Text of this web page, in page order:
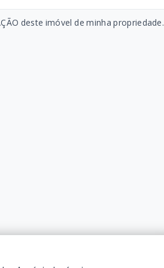
deste imóvel de minha propriedade.